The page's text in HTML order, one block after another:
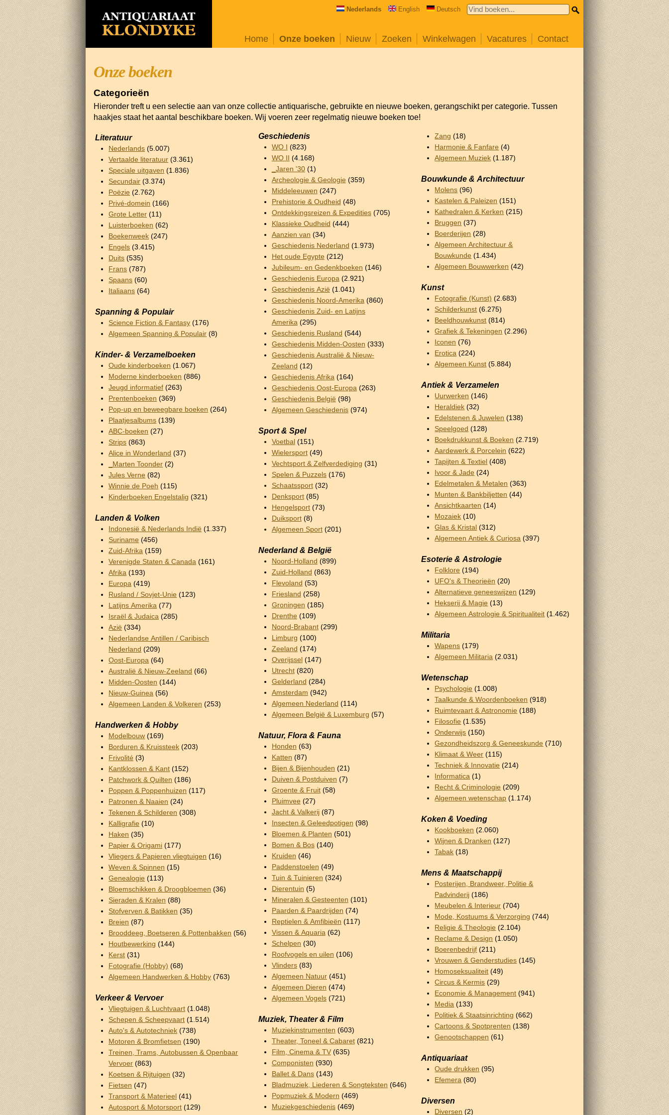
Nederlands English Deutsch
Home Onze boeken Nieuw Zoeken Winkelwagen Vacatures Contact
Onze boeken
Categorieën
Hieronder treft u een selectie aan van onze collectie antiquarische, gebruikte en nieuwe boeken, gerangschikt per categorie. Tussen
haakjes staat het aantal beschikbare boeken. Wij voeren zeer regelmatig nieuwe boeken toe!
Literatuur
Nederlands (5.007)
Vertaalde literatuur (3.361)
Speciale uitgaven (1.836)
Secundair (3.374)
Poëzie (2.762)
Privé-domein (166)
Grote Letter (11)
Luisterboeken (62)
Boekenweek (247)
Engels (3.415)
Duits (535)
Frans (787)
Spaans (60)
Italiaans (64)
Spanning & Populair
Science Fiction & Fantasy (176)
Algemeen Spanning & Populair (8)
Kinder- & Verzamelboeken
Oude kinderboeken (1.067)
Moderne kinderboeken (886)
Jeugd informatief (263)
Prentenboeken (369)
Pop-up en beweegbare boeken (264)
Plaatjesalbums (139)
ABC-boeken (27)
Strips (863)
Alice in Wonderland (37)
_Marten Toonder (2)
Jules Verne (82)
Winnie de Poeh (115)
Kinderboeken Engelstalig (321)
Landen & Volken
Indonesië & Nederlands Indië (1.337)
Suriname (456)
Zuid-Afrika (159)
Verenigde Staten & Canada (161)
Afrika (193)
Europa (419)
Rusland / Sovjet-Unie (123)
Latijns Amerika (77)
Israël & Judaica (285)
Azië (334)
Nederlandse Antillen / Caribisch
Nederland (209)
Oost-Europa (64)
Australië & Nieuw-Zeeland (66)
Midden-Oosten (144)
Nieuw-Guinea (56)
Algemeen Landen & Volkeren (253)
Handwerken & Hobby
Modelbouw (169)
Borduren & Kruissteek (203)
Frivolité (3)
Kantklossen & Kant (152)
Patchwork & Quilten (186)
Poppen & Poppenhuizen (117)
Patronen & Naaien (24)
Tekenen & Schilderen (308)
Kalligrafie (10)
Haken (35)
Papier & Origami (177)
Vliegers & Papieren vliegtuigen (16)
Weven & Spinnen (15)
Genealogie (113)
Bloemschikken & Droogbloemen (36)
Sieraden & Kralen (88)
Stofverven & Batikken (35)
Breien (87)
Brooddeeg, Boetseren & Pottenbakken (56)
Houtbewerking (144)
Kerst (31)
Fotografie (Hobby) (68)
Algemeen Handwerken & Hobby (763)
Verkeer & Vervoer
Vliegtuigen & Luchtvaart (1.048)
Schepen & Scheepvaart (1.514)
Auto's & Autotechniek (738)
Motoren & Bromfietsen (190)
Treinen, Trams, Autobussen & Openbaar
Vervoer (863)
Koetsen & Rijtuigen (32)
Fietsen (47)
Transport & Materieel (41)
Autosport & Motorsport (129)
Geschiedenis
WO I (823)
WO II (4.168)
_Jaren '30(1)
Archeologie & Geologie (359)
Middeleeuwen (247)
Prehistorie & Oudheid (48)
Ontdekkingsreizen & Expedities(705)
Klassieke Oudheid (444)
Aanzien van (34)
Geschiedenis Nederland (1.973)
Het oude Egypte (212)
Jubileum- en Gedenkboeken (146)
Geschiedenis Europa (2.921)
Geschiedenis Azië (1.041)
Geschiedenis Noord-Amerika (860)
Geschiedenis Zuid- en Latijns
Amerika (295)
Geschiedenis Rusland (544)
Geschiedenis Midden-Oosten (333)
Geschiedenis Australië & Nieuw-
Zeeland (12)
Geschiedenis Afrika (164)
Geschiedenis Oost-Europa (263)
Geschiedenis België (98)
Algemeen Geschiedenis(974)
Sport & Spel
Voetbal(151)
Wielersport(49)
Vechtsport & Zelfverdediging (31)
Spelen & Puzzels(176)
Schaatssport(32)
Denksport(85)
Hengelsport(73)
Duiksport(8)
Algemeen Sport(201)
Nederland & België
Noord-Holland (899)
Zuid-Holland (863)
Flevoland (53)
Friesland (258)
Groningen (185)
Drenthe (109)
Noord-Brabant(299)
Limburg (100)
Zeeland (174)
Overijssel(147)
Utrecht(820)
Gelderland (284)
Amsterdam (942)
Algemeen Nederland (114)
Algemeen België & Luxemburg (57)
Natuur, Flora & Fauna
Honden (63)
Katten (87)
Bijen & Bijenhouden (21)
Duiven & Postduiven (7)
Groente & Fruit(58)
Pluimvee (27)
Jacht & Valkerij(87)
Insecten & Geleedpotigen (98)
Bloemen & Planten (501)
Bomen & Bos(140)
Kruiden (46)
Paddenstoelen (49)
Tuin & Tuinieren (324)
Dierentuin (5)
Mineralen & Gesteenten (101)
Paarden & Paardrijden (74)
Reptielen & Amfibieën (117)
Vissen & Aquaria (62)
Schelpen (30)
Roofvogels en uilen (106)
Vlinders(83)
Algemeen Natuur(451)
Algemeen Dieren (474)
Algemeen Vogels(721)
Muziek, Theater & Film
Muziekinstrumenten (603)
Theater, Toneel & Cabaret(821)
Film, Cinema & TV(635)
Componisten (930)
Ballet & Dans(143)
Bladmuziek, Liederen & Songteksten (646)
Popmuziek & Modern (469)
Muziekgeschiedenis(469)
Zang (18)
Harmonie & Fanfare (4)
Algemeen Muziek (1.187)
Bouwkunde & Architectuur
Molens (96)
Kastelen & Paleizen (151)
Kathedralen & Kerken (215)
Bruggen (37)
Boerderijen (28)
Algemeen Architectuur &
Bouwkunde (1.434)
Algemeen Bouwwerken (42)
Kunst
Fotografie (Kunst) (2.683)
Schilderkunst (6.275)
Beeldhouwkunst (814)
Grafiek & Tekeningen (2.296)
Iconen (76)
Erotica (224)
Algemeen Kunst (5.884)
Antiek & Verzamelen
Uurwerken (146)
Heraldiek (32)
Edelstenen & Juwelen (138)
Speelgoed (128)
Boekdrukkunst & Boeken (2.719)
Aardewerk & Porcelein (622)
Tapijten & Textiel (408)
Ivoor & Jade (24)
Edelmetalen & Metalen (363)
Munten & Bankbiljetten (44)
Ansichtkaarten (14)
Mozaiek (10)
Glas & Kristal (312)
Algemeen Antiek & Curiosa (397)
Esoterie & Astrologie
Folklore (194)
UFO's & Theorieën (20)
Alternatieve geneeswijzen (129)
Hekserij & Magie (13)
Algemeen Astrologie & Spiritualiteit (1.462)
Militaria
Wapens (179)
Algemeen Militaria (2.031)
Wetenschap
Psychologie (1.008)
Taalkunde & Woordenboeken (918)
Ruimtevaart & Astronomie (188)
Filosofie (1.535)
Onderwijs (150)
Gezondheidszorg & Geneeskunde (710)
Klimaat & Weer (115)
Techniek & Innovatie (214)
Informatica (1)
Recht & Criminologie (209)
Algemeen wetenschap (1.174)
Koken & Voeding
Kookboeken (2.060)
Wijnen & Dranken (127)
Tabak (18)
Mens & Maatschappij
Posterijen, Brandweer, Politie &
Padvinderij (186)
Meubelen & Interieur (704)
Mode, Kostuums & Verzorging (744)
Religie & Theologie (2.104)
Reclame & Design (1.050)
Boerenbedrijf (211)
Vrouwen & Genderstudies (145)
Homoseksualiteit (49)
Circus & Kermis (29)
Economie & Management (941)
Media (133)
Politiek & Staatsinrichting (662)
Cartoons & Spotprenten (138)
Genootschappen (61)
Antiquariaat
Oude drukken (95)
Efemera (80)
Diversen
Diversen (2)